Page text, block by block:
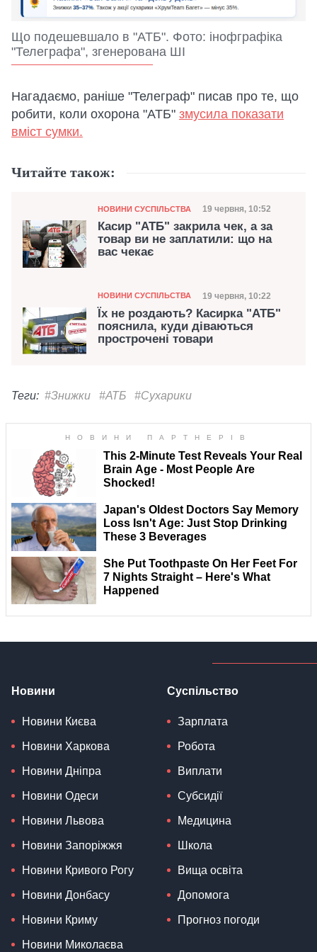
Що подешевшало в "АТБ". Фото: інофграфіка
"Телеграфа", згенерована ШІ
Нагадаємо, раніше "Телеграф" писав про те, що
робити, коли охорона "АТБ" змусила показати
вміст сумки.
Читайте також:
Категорія
НОВИНИ СУСПІЛЬСТВА Дата публікації
19 червня, 10:52
Касир "АТБ" закрила чек, а за
товар ви не заплатили: що на
вас чекає
Категорія
НОВИНИ СУСПІЛЬСТВА Дата публікації
19 червня, 10:22
Їх не роздають? Касирка "АТБ"
пояснила, куди діваються
прострочені товари
Теги: #Знижки #АТБ #Сухарики
Новини
Новини Києва
Новини Харкова
Новини Дніпра
Новини Одеси
Новини Львова
Новини Запоріжжя
Новини Кривого Рогу
Новини Донбасу
Новини Криму
Новини Миколаєва
Суспільство
Зарплата
Робота
Виплати
Субсидії
Медицина
Школа
Вища освіта
Допомога
Прогноз погоди